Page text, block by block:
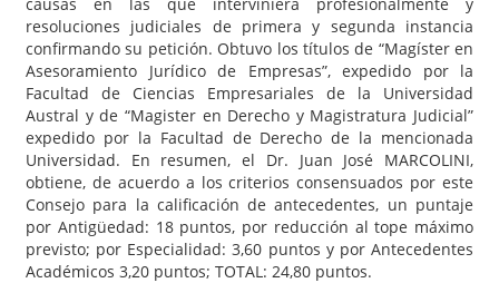
resoluciones judiciales de primera y segunda instancia
confirmando su petición. Obtuvo los títulos de “Magíster en
Asesoramiento Jurídico de Empresas”, expedido por la
Facultad de Ciencias Empresariales de la Universidad
Austral y de “Magister en Derecho y Magistratura Judicial”
expedido por la Facultad de Derecho de la mencionada
Universidad. En resumen, el Dr. Juan José MARCOLINI,
obtiene, de acuerdo a los criterios consensuados por este
Consejo para la calificación de antecedentes, un puntaje
por Antigüedad: 18 puntos, por reducción al tope máximo
previsto; por Especialidad: 3,60 puntos y por Antecedentes
Académicos 3,20 puntos; TOTAL: 24,80 puntos.